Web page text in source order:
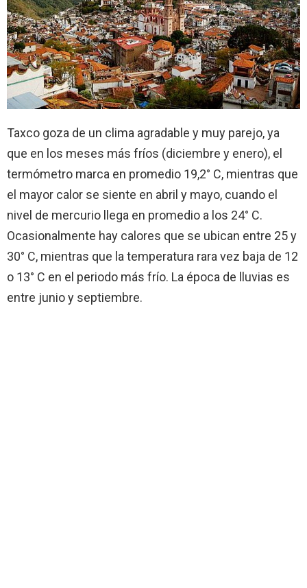
Taxco goza de un clima agradable y muy parejo, ya
que en los meses más fríos (diciembre y enero), el
termómetro marca en promedio 19,2° C, mientras que
el mayor calor se siente en abril y mayo, cuando el
nivel de mercurio llega en promedio a los 24° C.
Ocasionalmente hay calores que se ubican entre 25 y
30° C, mientras que la temperatura rara vez baja de 12
o 13° C en el periodo más frío. La época de lluvias es
entre junio y septiembre.